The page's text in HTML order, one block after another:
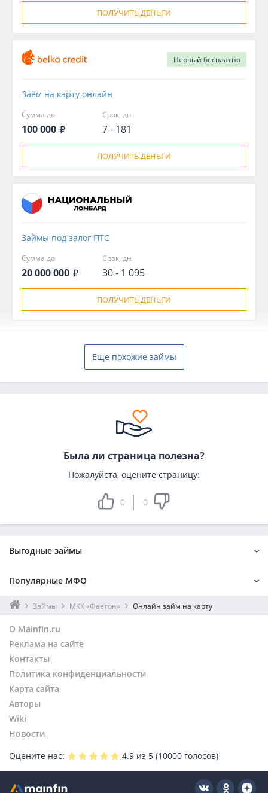
ПОЛУЧИТЬ ДЕНЬГИ
Первый бесплатно
Заём на карту онлайн
Сумма до
100 000
Срок, дн
7 - 181
ПОЛУЧИТЬ ДЕНЬГИ
Займы под залог ПТС
Сумма до
20 000 000
Срок, дн
30 - 1 095
ПОЛУЧИТЬ ДЕНЬГИ
Еще похожие займы
Была ли страница полезна?
Пожалуйста, оцените страницу:
0 0
Выгодные займы
Мгновенный
На Киви
Наличными
На карту
Без процентов
Без поручителей
Без отказа
По паспорту
Популярные МФО
Лайм-займ
Турбозайм
Онзаем
Займер
Веб-займ
До зарплаты
Kviku
Монеткин
Займы МКК «Фаетон» Онлайн займ на карту
О Mainfin.ru
Реклама на сайте
Контакты
Политика конфиденциальности
Карта сайта
Авторы
Wiki
Новости
Оцените нас:
4.9 из 5 (10000 голосов)